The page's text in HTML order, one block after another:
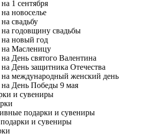
1 сентября
новоселье
свадьбу
годовщину свадьбы
новый год
Масленицу
День святого Валентина
День защитника Отечества
международный женский день
День Победы 9 мая
и сувениры
подарки и сувениры
и сувениры